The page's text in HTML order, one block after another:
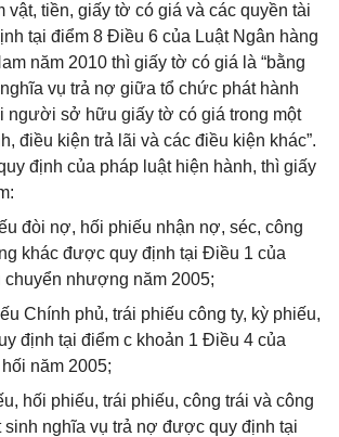
vật, tiền, giấy tờ có giá và các quyền tài
tại điểm 8 Điều 6 của Luật Ngân hàng
năm 2010 thì giấy tờ có giá là “bằng
vụ trả nợ giữa tổ chức phát hành
người sở hữu giấy tờ có giá trong một
điều kiện trả lãi và các điều kiện khác”.
định của pháp luật hiện hành, thì giấy
đòi nợ, hối phiếu nhận nợ, séc, công
khác được quy định tại Điều 1 của
chuyển nhượng năm 2005;
Chính phủ, trái phiếu công ty, kỳ phiếu,
định tại điểm c khoản 1 Điều 4 của
năm 2005;
hối phiếu, trái phiếu, công trái và công
sinh nghĩa vụ trả nợ được quy định tại